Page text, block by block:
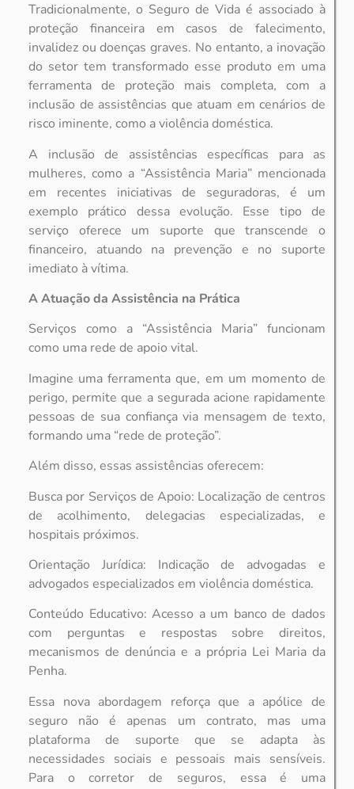
Tradicionalmente, o Seguro de Vida é associado à
proteção financeira em casos de falecimento,
invalidez ou doenças graves. No entanto, a inovação
do setor tem transformado esse produto em uma
ferramenta de proteção mais completa, com a
inclusão de assistências que atuam em cenários de
risco iminente, como a violência doméstica.
A inclusão de assistências específicas para as
mulheres, como a “Assistência Maria” mencionada
em recentes iniciativas de seguradoras, é um
exemplo prático dessa evolução. Esse tipo de
serviço oferece um suporte que transcende o
financeiro, atuando na prevenção e no suporte
imediato à vítima.
A Atuação da Assistência na Prática
Serviços como a “Assistência Maria” funcionam
como uma rede de apoio vital.
Imagine uma ferramenta que, em um momento de
perigo, permite que a segurada acione rapidamente
pessoas de sua confiança via mensagem de texto,
formando uma “rede de proteção”.
Além disso, essas assistências oferecem:
Busca por Serviços de Apoio: Localização de centros
de acolhimento, delegacias especializadas, e
hospitais próximos.
Orientação Jurídica: Indicação de advogadas e
advogados especializados em violência doméstica.
Conteúdo Educativo: Acesso a um banco de dados
com perguntas e respostas sobre direitos,
mecanismos de denúncia e a própria Lei Maria da
Penha.
Essa nova abordagem reforça que a apólice de
seguro não é apenas um contrato, mas uma
plataforma de suporte que se adapta às
necessidades sociais e pessoais mais sensíveis.
Para o corretor de seguros, essa é uma